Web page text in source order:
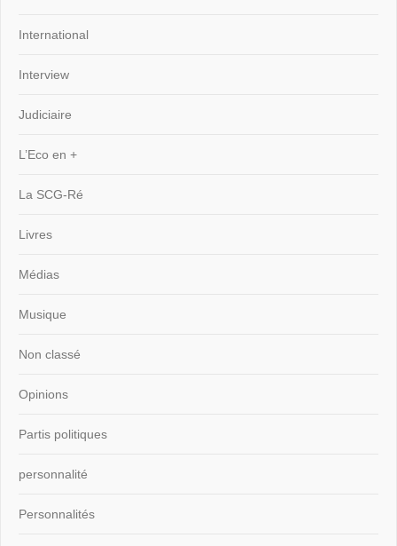
International
Interview
Judiciaire
L’Eco en +
La SCG-Ré
Livres
Médias
Musique
Non classé
Opinions
Partis politiques
personnalité
Personnalités